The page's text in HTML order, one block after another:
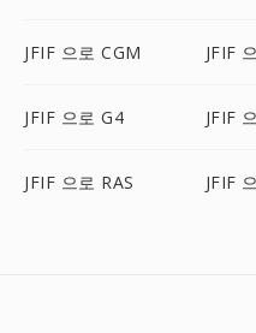
JFIF 으로 CGM JFIF
JFIF 으로 G4 JFIF
JFIF 으로 RAS JFIF